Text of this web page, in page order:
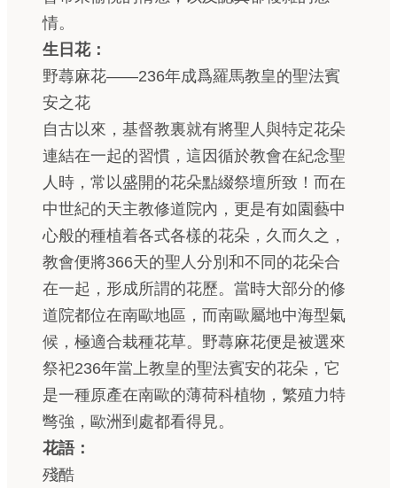
情。
生日花：
野蕁麻花——236年成爲羅馬教皇的聖法賓
安之花
自古以來，基督教裏就有將聖人與特定花朵
連結在一起的習慣，這因循於教會在紀念聖
人時，常以盛開的花朵點綴祭壇所致！而在
中世紀的天主教修道院內，更是有如園藝中
心般的種植着各式各樣的花朵，久而久之，
教會便將366天的聖人分別和不同的花朵合
在一起，形成所謂的花歷。當時大部分的修
道院都位在南歐地區，而南歐屬地中海型氣
候，極適合栽種花草。野蕁麻花便是被選來
祭祀236年當上教皇的聖法賓安的花朵，它
是一種原產在南歐的薄荷科植物，繁殖力特
彆強，歐洲到處都看得見。
花語：
殘酷